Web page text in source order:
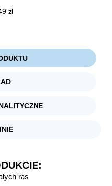
JABŁKIEM
zł
ras